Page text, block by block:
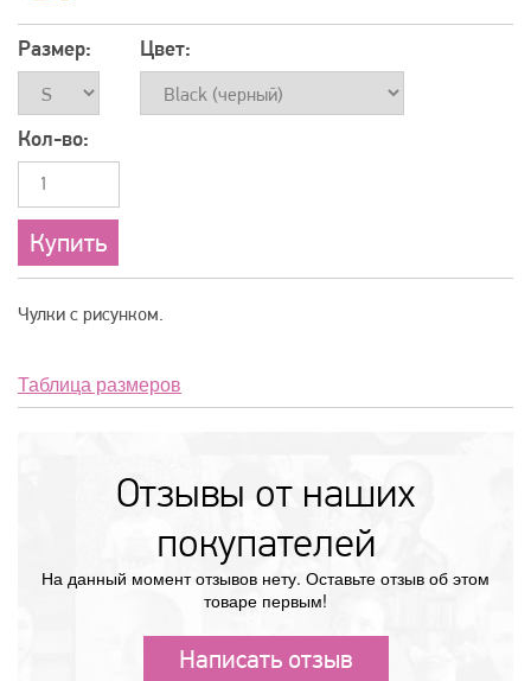
Размер: Цвет:
Кол-во:
Чулки с рисунком.
Таблица размеров
Отзывы от наших
покупателей
На данный момент отзывов нету. Оставьте отзыв об этом
товаре первым!
Написать отзыв